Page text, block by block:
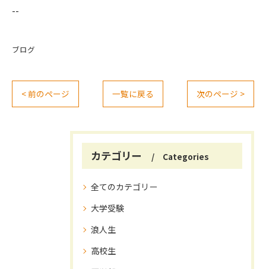
--
ブログ
< 前のページ 一覧に戻る 次のページ >
カテゴリー Categories
全てのカテゴリー
大学受験
浪人生
高校生